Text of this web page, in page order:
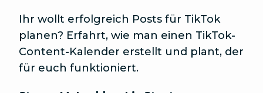
Ihr wollt erfolgreich Posts für TikTok
planen? Erfahrt, wie man einen TikTok-
Content-Kalender erstellt und plant, der
für euch funktioniert.